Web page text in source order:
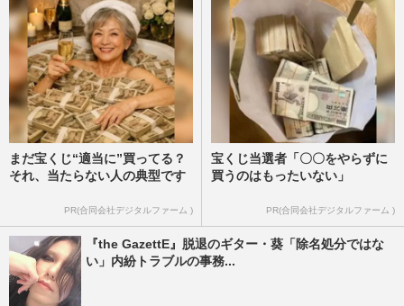
まだ宝くじ“適当に”買ってる？
それ、当たらない人の典型です
PR(合同会社デジタルファーム )
宝くじ当選者「〇〇をやらずに
買うのはもったいない」
PR(合同会社デジタルファーム )
『the GazettE』脱退のギター・葵「除名処分ではな
い」内紛トラブルの事務...